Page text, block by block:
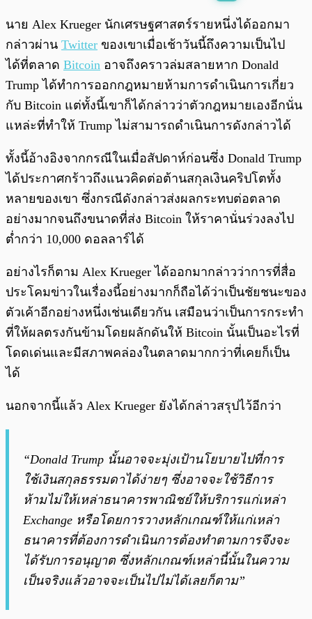
0:00
นาย Alex Krueger นักเศรษฐศาสตร์รายหนึ่งได้ออกมา
กล่าวผ่าน Twitter ของเขาเมื่อเช้าวันนี้ถึงความเป็นไป
ได้ที่ตลาด Bitcoin อาจถึงคราวล่มสลายหาก Donald
Trump ได้ทำการออกกฎหมายห้ามการดำเนินการเกี่ยว
กับ Bitcoin แต่ทั้งนี้เขาก็ได้กล่าวว่าตัวกฎหมายเองอีกนั่น
แหล่ะที่ทำให้ Trump ไม่สามารถดำเนินการดังกล่าวได้
ทั้งนี้อ้างอิงจากกรณีในเมื่อสัปดาห์ก่อนซึ่ง Donald Trump
ได้ประกาศกร้าวถึงแนวคิดต่อต้านสกุลเงินคริปโตทั้ง
หลายของเขา ซึ่งกรณีดังกล่าวส่งผลกระทบต่อตลาด
อย่างมากจนถึงขนาดที่ส่ง Bitcoin ให้ราคานั่นร่วงลงไป
ต่ำกว่า 10,000 ดอลลาร์ได้
อย่างไรก็ตาม Alex Krueger ได้ออกมากล่าวว่าการที่สื่อ
ประโคมข่าวในเรื่องนี้อย่างมากก็ถือได้ว่าเป็นชัยชนะของ
ตัวเค้าอีกอย่างหนึ่งเช่นเดียวกัน เสมือนว่าเป็นการกระทำ
ที่ให้ผลตรงกันข้ามโดยผลักดันให้ Bitcoin นั้นเป็นอะไรที่
โดดเด่นและมีสภาพคล่องในตลาดมากกว่าที่เคยก็เป็น
ได้
นอกจากนี้แล้ว Alex Krueger ยังได้กล่าวสรุปไว้อีกว่า
“Donald Trump นั้นอาจจะมุ่งเป้านโยบายไปที่การ
ใช้เงินสกุลธรรมดาได้ง่ายๆ ซึ่งอาจจะใช้วิธีการ
ห้ามไม่ให้เหล่าธนาคารพาณิชย์ให้บริการแก่เหล่า
Exchange หรือโดยการวางหลักเกณฑ์ให้แก่เหล่า
ธนาคารที่ต้องการดำเนินการต้องทำตามการจึงจะ
ได้รับการอนุญาต ซึ่งหลักเกณฑ์เหล่านี้นั้นในความ
เป็นจริงแล้วอาจจะเป็นไปไม่ได้เลยก็ตาม”